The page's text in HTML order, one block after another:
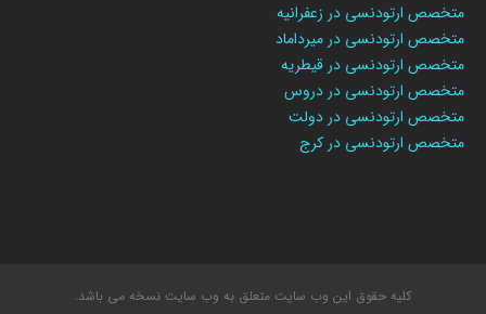
متخصص ارتودنسی در زعفرانیه
متخصص ارتودنسی در میرداماد
متخصص ارتودنسی در قیطریه
متخصص ارتودنسی در دروس
متخصص ارتودنسی در دولت
متخصص ارتودنسی در کرج
کلیه حقوق این وب سایت متعلق به وب سایت نسخه می باشد.